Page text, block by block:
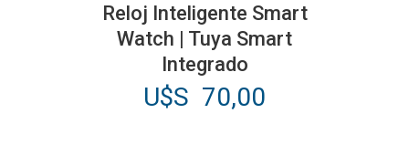
Reloj Inteligente Smart
Watch | Tuya Smart
Integrado
U$S 70,00